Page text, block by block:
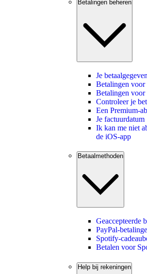
Betalingen beheren
Je
Betalingen voor
Betalingen voor
Controleer je
Een Premium-
Je factuurdatum
Ik kan me niet
de iOS-app
Betaalmethoden
Geaccepteerde
PayPal-
Spotify-
Betalen voor
Help bij rekeningen